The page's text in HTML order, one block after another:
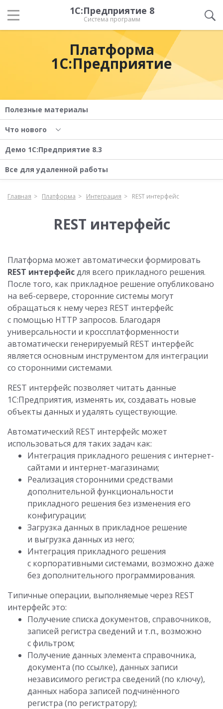
1С:Предприятие 8
Система программ
Платформа
1С:Предприятие
Полезные материалы
Что нового
Демо 1С:Предприятие 8.3
Все для удаленной работы
Главная Платформа Интеграция REST интерфейс
REST интерфейс
Платформа может автоматически формировать
REST интерфейсдля всего прикладного решения.
После того, как прикладное решение опубликовано
на веб-сервере, сторонние системы могут
обращаться к нему через REST интерфейс
с помощью HTTP запросов. Благодаря
универсальности и кроссплатформенности
автоматически генерируемый REST интерфейс
является основным инструментом для интеграции
со сторонними системами.
REST интерфейс позволяет читать данные
1С:Предприятия, изменять их, создавать новые
объекты данных и удалять существующие.
Автоматический REST интерфейс может
использоваться для таких задач как:
Интеграция прикладного решения с интернет-
сайтами и интернет-магазинами;
Реализация сторонними средствами
дополнительной функциональности
прикладного решения без изменения его
конфигурации;
Загрузка данных в прикладное решение
и выгрузка данных из него;
Интеграция прикладного решения
с корпоративными системами, возможно даже
без дополнительного программирования.
Типичные операции, выполняемые через REST
интерфейс это:
Получение списка документов, справочников,
записей регистра сведений и т.п., возможно
с фильтром;
Получение данных элемента справочника,
документа (по ссылке), данных записи
независимого регистра сведений (по ключу),
данных набора записей подчинённого
регистра (по регистратору);